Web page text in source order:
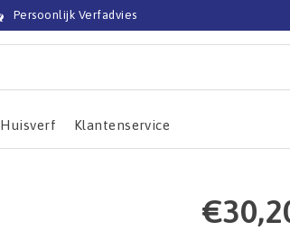
Persoonlijk Verfadvies
Huisverf Klantenservice